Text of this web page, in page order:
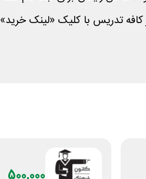
کافه تدریس با کلیک «لینک خرید»